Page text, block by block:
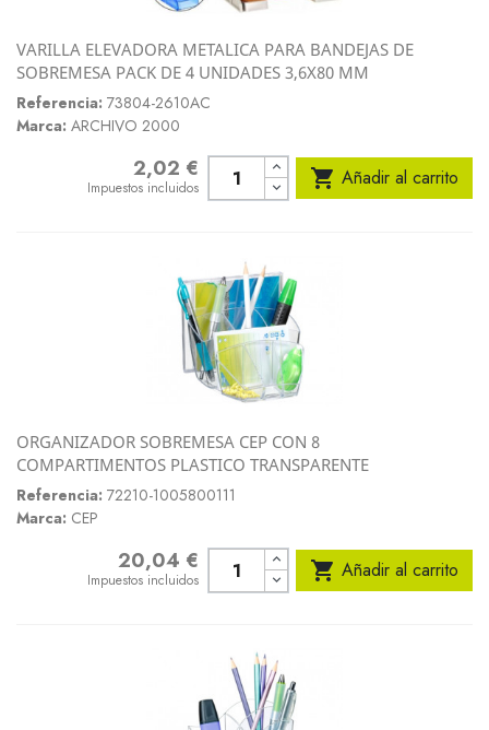
VARILLA ELEVADORA METALICA PARA BANDEJAS DE
SOBREMESA PACK DE 4 UNIDADES 3,6X80 MM
Referencia: 73804-2610AC
Marca: ARCHIVO 2000
2,02 €
Impuestos incluidos  Añadir al carrito
ORGANIZADOR SOBREMESA CEP CON 8
COMPARTIMENTOS PLASTICO TRANSPARENTE
Referencia: 72210-1005800111
Marca: CEP
Precio20,04 €
Impuestos incluidos  Añadir al carrito